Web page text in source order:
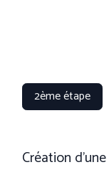
2ème étape
Création